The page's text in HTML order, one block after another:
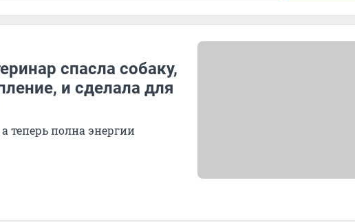
спасла собаку,
и сделала для
теперь полна энергии